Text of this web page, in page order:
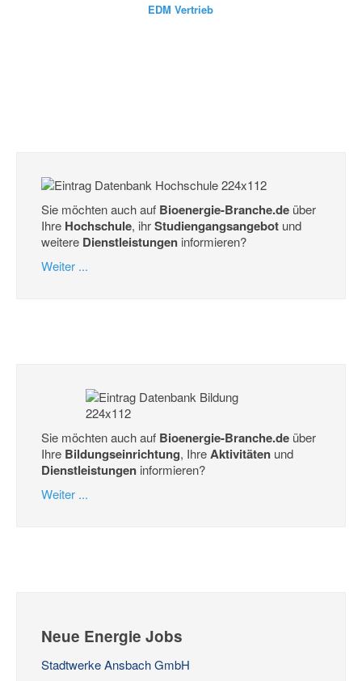
EDM Vertrieb
Sie möchten auch auf Bioenergie-Branche.de über
Ihre Hochschule, ihrStudiengangsangebot und
weitere Dienstleistungen informieren?
Weiter ...
Sie möchten auch auf Bioenergie-Branche.de über
Ihre Bildungseinrichtung, IhreAktivitäten und
Dienstleistungen informieren?
Weiter ...
Neue Energie Jobs
Stadtwerke Ansbach GmbH